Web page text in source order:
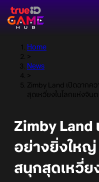
Home
>
News
>
Zimby Land เปิดฉากค
สุดเหวี่ยงในโลกแห่งจิน
Zimby Land
อย่างยิ่งใหญ่
สนุกสุดเหวี่ย